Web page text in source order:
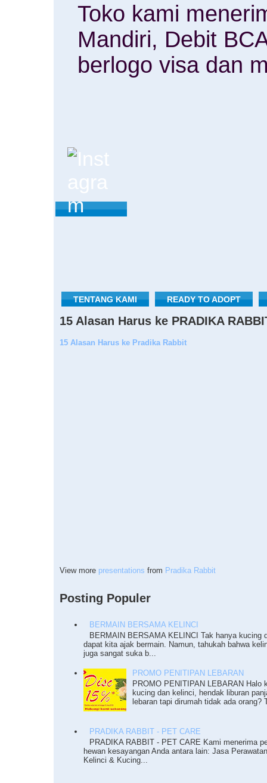
Toko kami
Mandiri, Debit
berlogo visa dan
TENTANG KAMI READY TO ADOPT
15 Alasan Harus ke PRADIKA
15 Alasan Harus ke Pradika Rabbit
View more presentations from Pradika Rabbit
Posting Populer
BERMAIN BERSAMA KELINCI
BERMAIN BERSAMA KELINCI Tak hanya kucing
dapat kita ajak bermain. Namun, tahukah bahwa
juga sangat suka b...
PROMO PENITIPAN LEBARAN
PROMO PENITIPAN LEBARAN Halo
kucing dan kelinci, hendak liburan
lebaran tapi dirumah tidak ada orang?
PRADIKA RABBIT - PET CARE
PRADIKA RABBIT - PET CARE Kami menerima
hewan kesayangan Anda antara lain: Jasa
Kelinci & Kucing...